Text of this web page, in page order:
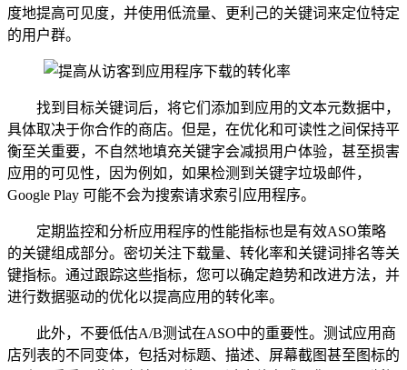
度地提高可见度，并使用低流量、更利己的关键词来定位特定
的用户群。
找到目标关键词后，将它们添加到应用的文本元数据中，
具体取决于你合作的商店。但是，在优化和可读性之间保持平
衡至关重要，不自然地填充关键字会减损用户体验，甚至损害
应用的可见性，因为例如，如果检测到关键字垃圾邮件，
Google Play 可能不会为搜索请求索引应用程序。
定期监控和分析应用程序的性能指标也是有效ASO策略
的关键组成部分。密切关注下载量、转化率和关键词排名等关
键指标。通过跟踪这些指标，您可以确定趋势和改进方法，并
进行数据驱动的优化以提高应用的转化率。
此外，不要低估A/B测试在ASO中的重要性。测试应用商
店列表的不同变体，包括对标题、描述、屏幕截图甚至图标的